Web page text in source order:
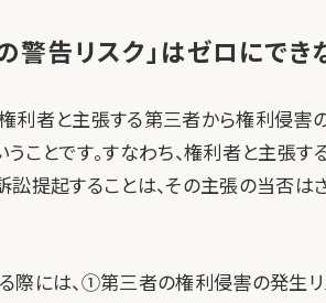
警告リスク」はゼロにでき
利者と主張する第三者から権利侵害
ことです。すなわち、権利者と主張す
提起することは、その主張の当否は
際には、①第三者の権利侵害の発生